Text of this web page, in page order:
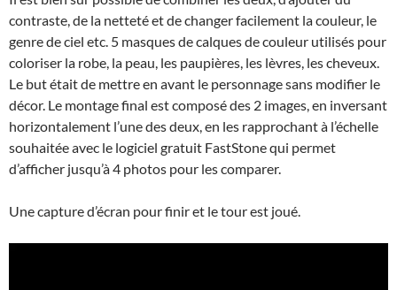
contraste, de la netteté et de changer facilement la couleur, le
genre de ciel etc. 5 masques de calques de couleur utilisés pour
coloriser la robe, la peau, les paupières, les lèvres, les cheveux.
Le but était de mettre en avant le personnage sans modifier le
décor. Le montage final est composé des 2 images, en inversant
horizontalement l’une des deux, en les rapprochant à l’échelle
souhaitée avec le logiciel gratuit FastStone qui permet
d’afficher jusqu’à 4 photos pour les comparer.
Une capture d’écran pour finir et le tour est joué.